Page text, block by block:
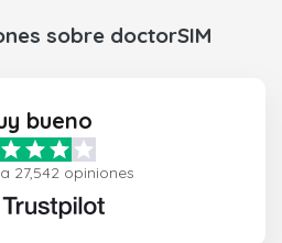
sobre doctorSIM
bueno
27,542 opiniones